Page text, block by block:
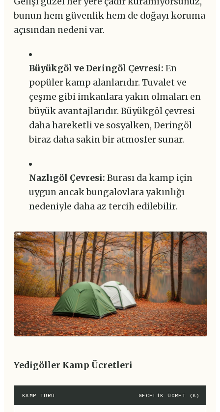
bunun hem güvenlik hem de doğayı koruma
açısından nedeni var.
Büyükgöl ve Deringöl Çevresi: En
popüler kamp alanlarıdır. Tuvalet ve
çeşme gibi imkanlara yakın olmaları en
büyük avantajlarıdır. Büyükgöl çevresi
daha hareketli ve sosyalken, Deringöl
biraz daha sakin bir atmosfer sunar.
Nazlıgöl Çevresi: Burası da kamp için
uygun ancak bungalovlara yakınlığı
nedeniyle daha az tercih edilebilir.
Yedigöller Kamp Ücretleri
KAMP TÜRÜ GECELIK ÜCRET (₺)